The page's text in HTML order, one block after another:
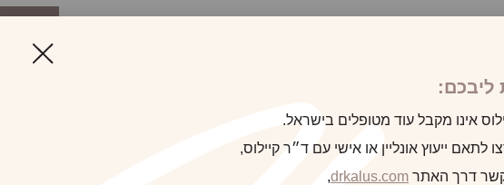
לקוח/ה הבאליבכם:
אינו מקבל עוד מטופלים בישראל.
לתאם ייעוץ אונליין או אישי עם ד״ר קיילוס,
קשר דרך האתר drkalus.com
,